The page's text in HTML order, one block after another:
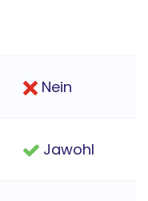
Nein
Jawohl